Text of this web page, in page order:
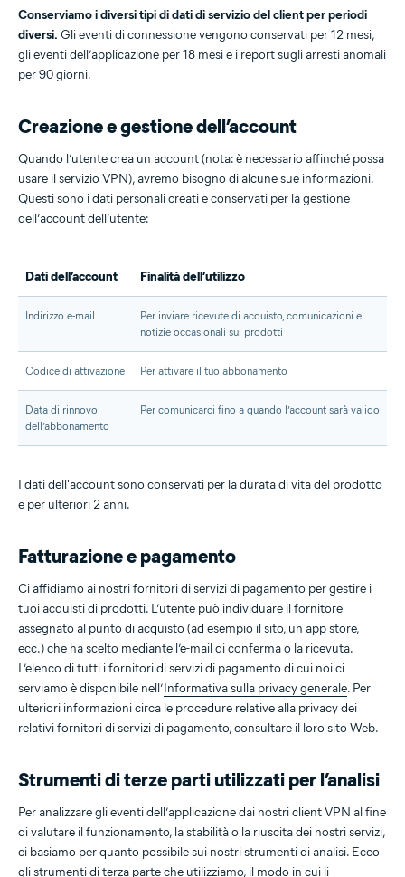
Conserviamo i diversi tipi di dati di servizio del client per periodi
diversi. Gli eventi di connessione vengono conservati per 12 mesi,
gli eventi dell’applicazione per 18 mesi e i report sugli arresti anomali
per 90 giorni.
Creazione e gestione dell’account
Quando l’utente crea un account (nota: è necessario affinché possa
usare il servizio VPN), avremo bisogno di alcune sue informazioni.
Questi sono i dati personali creati e conservati per la gestione
dell’account dell’utente:
Dati dell’account Finalità dell’utilizzo
Indirizzo e-mail
Per inviare ricevute di acquisto, comunicazioni e
notizie occasionali sui prodotti
Codice di attivazione Per attivare il tuo abbonamento
Data di rinnovo
dell’abbonamento
Per comunicarci fino a quando l’account sarà valido
I dati dell'account sono conservati per la durata di vita del prodotto
e per ulteriori 2 anni.
Fatturazione e pagamento
Ci affidiamo ai nostri fornitori di servizi di pagamento per gestire i
tuoi acquisti di prodotti. L’utente può individuare il fornitore
assegnato al punto di acquisto (ad esempio il sito, un app store,
ecc.) che ha scelto mediante l’e-mail di conferma o la ricevuta.
L’elenco di tutti i fornitori di servizi di pagamento di cui noi ci
serviamo è disponibile nell’Informativa sulla privacy generale. Per
ulteriori informazioni circa le procedure relative alla privacy dei
relativi fornitori di servizi di pagamento, consultare il loro sito Web.
Strumenti di terze parti utilizzati per l’analisi
Per analizzare gli eventi dell’applicazione dai nostri client VPN al fine
di valutare il funzionamento, la stabilità o la riuscita dei nostri servizi,
ci basiamo per quanto possibile sui nostri strumenti di analisi. Ecco
gli strumenti di terza parte che utilizziamo, il modo in cui li